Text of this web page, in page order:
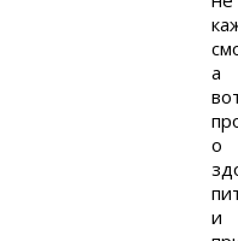
а
о
и